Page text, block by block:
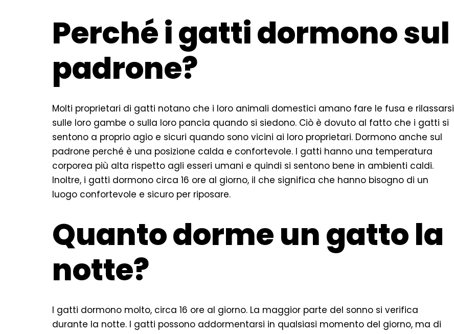
Perché i gatti dormono sul
padrone?
Molti proprietari di gatti notano che i loro animali domestici amano fare le fusa e rilassarsi
sulle loro gambe o sulla loro pancia quando si siedono. Ciò è dovuto al fatto che i gatti si
sentono a proprio agio e sicuri quando sono vicini ai loro proprietari. Dormono anche sul
padrone perché è una posizione calda e confortevole. I gatti hanno una temperatura
corporea più alta rispetto agli esseri umani e quindi si sentono bene in ambienti caldi.
Inoltre, i gatti dormono circa 16 ore al giorno, il che significa che hanno bisogno di un
luogo confortevole e sicuro per riposare.
Quanto dorme un gatto la
notte?
I gatti dormono molto, circa 16 ore al giorno. La maggior parte del sonno si verifica
durante la notte. I gatti possono addormentarsi in qualsiasi momento del giorno, ma di